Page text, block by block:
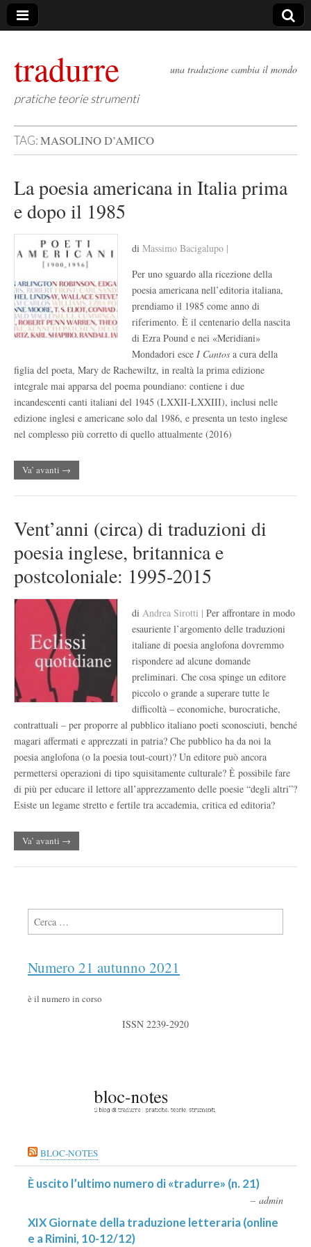
tradurre
pratiche teorie strumenti
una traduzione cambia il mondo
TAG:MASOLINO D’AMICO
La poesia americana in Italia prima
e dopo il 1985
di Massimo Bacigalupo |
Per uno sguardo alla ricezione della
poesia americana nell’editoria italiana,
prendiamo il 1985 come anno di
riferimento. È il centenario della nascita
di Ezra Pound e nei «Meridiani»
Mondadori esce I Cantos a cura della
figlia del poeta, Mary de Rachewiltz, in realtà la prima edizione
integrale mai apparsa del poema poundiano: contiene i due
incandescenti canti italiani del 1945 (LXXII-LXXIII), inclusi nelle
edizione inglesi e americane solo dal 1986, e presenta un testo inglese
nel complesso più corretto di quello attualmente (2016)
Va’ avanti →
Vent’anni (circa) di traduzioni di
poesia inglese, britannica e
postcoloniale: 1995-2015
di Andrea Sirotti | Per affrontare in modo
esauriente l’argomento delle traduzioni
italiane di poesia anglofona dovremmo
rispondere ad alcune domande
preliminari. Che cosa spinge un editore
piccolo o grande a superare tutte le
difficoltà – economiche, burocratiche,
contrattuali – per proporre al pubblico italiano poeti sconosciuti, benché
magari affermati e apprezzati in patria? Che pubblico ha da noi la
poesia anglofona (o la poesia tout-court)? Un editore può ancora
permettersi operazioni di tipo squisitamente culturale? Ѐ possibile fare
di più per educare il lettore all’apprezzamento delle poesie “degli altri”?
Esiste un legame stretto e fertile tra accademia, critica ed editoria?
Va’ avanti →
Ricerca per:
Numero 21 autunno 2021
è il numero in corso
ISSN 2239-2920
BLOC-NOTES
È uscito l’ultimo numero di «tradurre» (n. 21)
admin
XIX Giornate della traduzione letteraria (online
e a Rimini, 10-12/12)